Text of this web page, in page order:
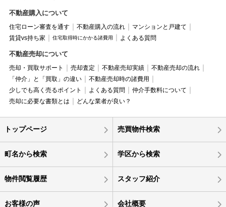
不動産購入について
住宅ローン審査を通す 不動産購入の流れ
マンションと戸建て
賃貸vs持ち家
住宅取得時にかかる諸費用 よくある質問
不動産売却について
売却・買取サポート 売却査定 不動産売却実績
不動産売却の流れ
「仲介」と「買取」の違い
不動産売却時の諸費用
少しでも高く売るポイント
よくある質問
仲介手数料について
売却に必要な書類とは
どんな業者が良い？
トップページ 売買物件検索
町名から検索 学区から検索
物件閲覧履歴 スタッフ紹介
お客様の声 会社概要